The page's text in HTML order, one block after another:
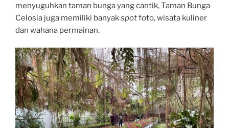
menyuguhkan taman bunga yang cantik, Taman Bunga
Celosia juga memiliki banyakspotfoto, wisata kuliner
dan wahana permainan.